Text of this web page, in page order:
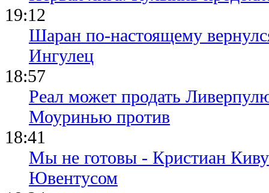
19:12
Шаран по-настоящему
Ингулец
18:57
Реал может продать
Моуринью против
18:41
Мы не готовы - Кристиан
Ювентусом